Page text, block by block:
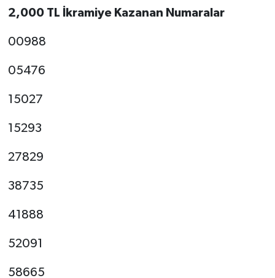
2,000 TL İkramiye Kazanan Numaralar
00988
05476
15027
15293
27829
38735
41888
52091
58665